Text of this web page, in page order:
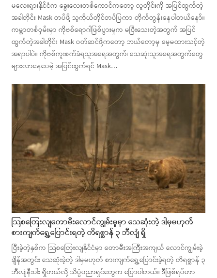
မလေးရှားနိုင်ငံက ခွေးလေးတစ်ကောင်ကတော့ လူတိုင်းကို အပြင်ထွက်တဲ့
အခါတိုင်း Mask တပ်ဖို့ သူကိုယ်တိုင်တပ်ပြကာ တိုက်တွန်းနေပါတယ်နော်။
ကမ္ဘာတစ်ဝှမ်းမှာ ကိုဗစ်ရောဂါဖြစ်ပွားမှုက မပြီးသေးတဲ့အတွက် အပြင်
ထွက်တဲ့အခါတိုင်း Mask ဝတ်ဆင်ဖို့ကတော့ ဘယ်တော့မှ မေ့မထားသင့်တဲ့
အရာပါပဲ။ ကိုဗစ်ကူးစက်ခံရသူအရေအတွက်၊ သေဆုံးသူအရေအတွက်တွေ
များလာနေပေမဲ့ အပြင်ထွက်ရင် Mask…
သြစတြေးလျတောမီးလောင်ကျွမ်းမှုမှာ သေဆုံးတဲ့ ဒါမှမဟုတ်
စားကျက်ရွှေ့ပြောင်းရတဲ့ တိရစ္ဆာန် ၃ ဘီလျံ ရှိ
ပြီးခဲ့တဲ့နှစ်က သြစတြေးလျနိုင်ငံမှာ တောမီးအကြီးအကျယ် လောင်ကျွမ်းခဲ့
ချိန်အတွင်း သေဆုံးခဲ့တဲ့ ဒါမှမဟုတ် စားကျက်ရွှေ့ပြောင်းခဲ့ရတဲ့ တိရစ္ဆာန် ၃
ဘီလျံနီးပါး ရှိတယ်လို့ သိပ္ပံပညာရှင်တွေက ပြောပါတယ်။ ဒီဖြစ်ရပ်ဟာ